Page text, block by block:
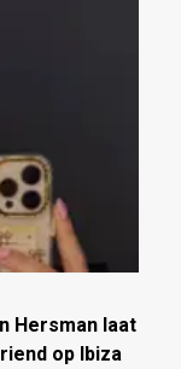
Hersman laat
op Ibiza